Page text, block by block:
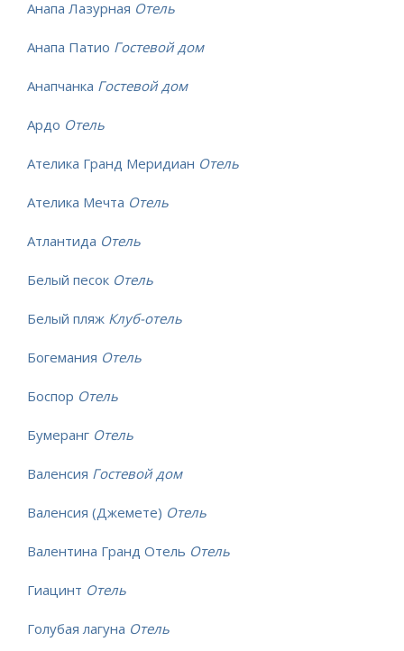
Анапа Лазурная Отель
Анапа Патио Гостевой дом
Анапчанка Гостевой дом
Ардо Отель
Ателика Гранд Меридиан Отель
Ателика Мечта Отель
Атлантида Отель
Белый песок Отель
Белый пляж Клуб-отель
Богемания Отель
Боспор Отель
Бумеранг Отель
Валенсия Гостевой дом
Валенсия (Джемете) Отель
Валентина Гранд Отель Отель
Гиацинт Отель
Голубая лагуна Отель